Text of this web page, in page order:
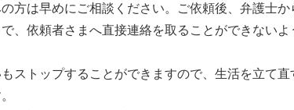
方は早めにご相談ください。ご依頼後、弁護士か
、依頼者さまへ直接連絡を取ることができないよ
ストップすることができますので、生活を立て直